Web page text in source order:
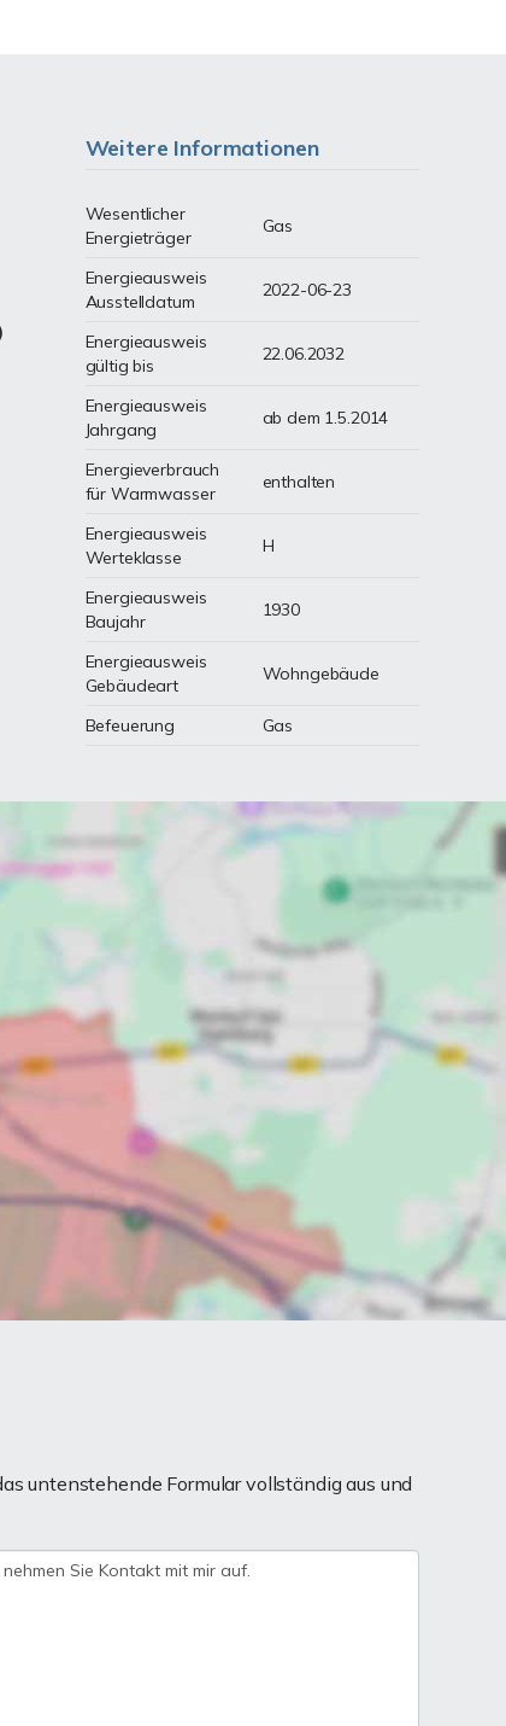
Weitere Informationen
Wesentlicher
Energieträger
Gas
Energieausweis
Ausstelldatum
2022-06-23
Energieausweis
gültig bis
22.06.2032
Energieausweis
Jahrgang
ab dem 1.5.2014
Energieverbrauch
für Warmwasser
enthalten
Energieausweis
Werteklasse
H
Energieausweis
Baujahr
1930
Energieausweis
Gebäudeart
Wohngebäude
Befeuerung Gas
untenstehende Formular vollständig aus und